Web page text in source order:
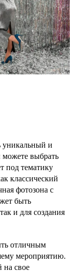
уникальный и
выбрать
под тематику
классический
фотозона с
быть
и для создания
отличным
мероприятию.
на свое